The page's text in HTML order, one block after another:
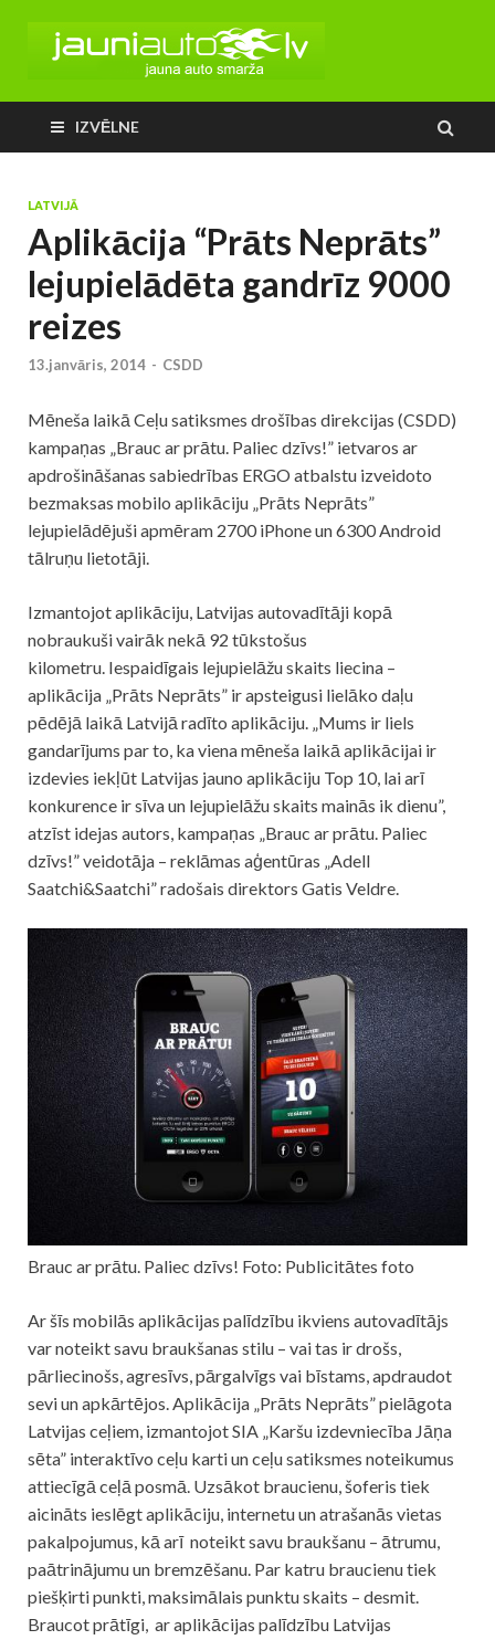
IZVĒLNE
LATVIJĀ
Aplikācija “Prāts Neprāts”
lejupielādēta gandrīz 9000
reizes
13.janvāris, 2014 - CSDD
Mēneša laikā Ceļu satiksmes drošības direkcijas (CSDD)
kampaņas „Brauc ar prātu. Paliec dzīvs!” ietvaros ar
apdrošināšanas sabiedrības ERGO atbalstu izveidoto
bezmaksas mobilo aplikāciju „Prāts Neprāts”
lejupielādējuši apmēram 2700 iPhone un 6300 Android
tālruņu lietotāji.
Izmantojot aplikāciju, Latvijas autovadītāji kopā
nobraukuši vairāk nekā 92 tūkstošus
kilometru. Iespaidīgais lejupielāžu skaits liecina –
aplikācija „Prāts Neprāts” ir apsteigusi lielāko daļu
pēdējā laikā Latvijā radīto aplikāciju. „Mums ir liels
gandarījums par to, ka viena mēneša laikā aplikācijai ir
izdevies iekļūt Latvijas jauno aplikāciju Top 10, lai arī
konkurence ir sīva un lejupielāžu skaits mainās ik dienu”,
atzīst idejas autors, kampaņas „Brauc ar prātu. Paliec
dzīvs!” veidotāja – reklāmas aģentūras „Adell
Saatchi&Saatchi” radošais direktors Gatis Veldre.
Brauc ar prātu. Paliec dzīvs! Foto: Publicitātes foto
Ar šīs mobilās aplikācijas palīdzību ikviens autovadītājs
var noteikt savu braukšanas stilu – vai tas ir drošs,
pārliecinošs, agresīvs, pārgalvīgs vai bīstams, apdraudot
sevi un apkārtējos. Aplikācija „Prāts Neprāts” pielāgota
Latvijas ceļiem, izmantojot SIA „Karšu izdevniecība Jāņa
sēta” interaktīvo ceļu karti un ceļu satiksmes noteikumus
attiecīgā ceļā posmā. Uzsākot braucienu, šoferis tiek
aicināts ieslēgt aplikāciju, internetu un atrašanās vietas
pakalpojumus, kā arī noteikt savu braukšanu – ātrumu,
paātrinājumu un bremzēšanu. Par katru braucienu tiek
piešķirti punkti, maksimālais punktu skaits – desmit.
Braucot prātīgi, ar aplikācijas palīdzību Latvijas